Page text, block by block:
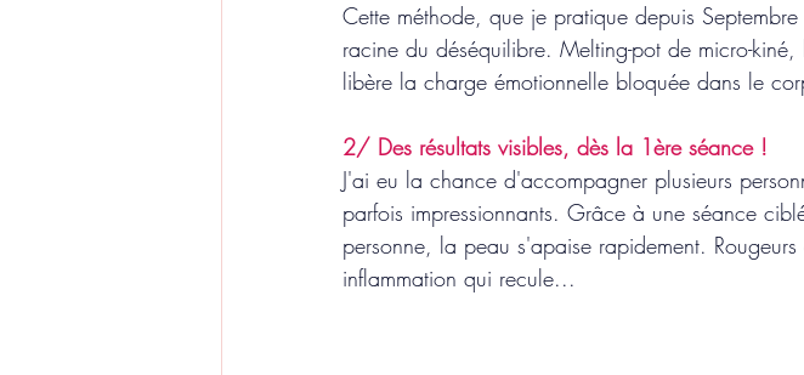
Cette méthode, que je pratique depuis
racine du déséquilibre. Melting-pot de micro-
libère la charge émotionnelle bloquée dans le
2/ Des résultats visibles, dès la 1ère séance !
J'ai eu la chance d'accompagner plusieurs
parfois impressionnants. Grâce à une séance
personne, la peau s'apaise rapidement.
inflammation qui recule...